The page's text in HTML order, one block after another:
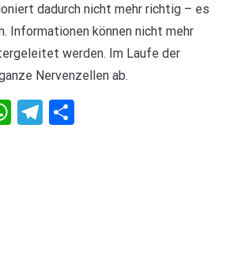
dadurch nicht mehr richtig – es
Informationen können nicht mehr
werden. Im Laufe der
Nervenzellen ab.
WhatsApp
Telegram